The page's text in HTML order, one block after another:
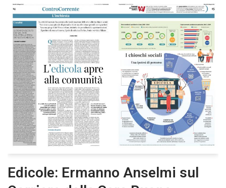
Edicole: Ermanno Anselmi sul